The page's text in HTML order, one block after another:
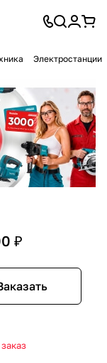
Электростанции
₽